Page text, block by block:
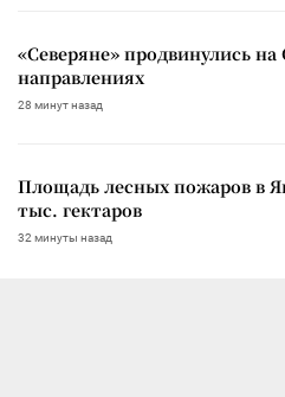
«Северяне» продвинулись
направлениях
28 минут назад
Площадь лесных пожаров в
тыс. гектаров
32 минуты назад